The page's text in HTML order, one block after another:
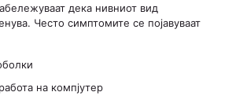
дека нивниот вид
Често симптомите се појавуваат
на компјутер